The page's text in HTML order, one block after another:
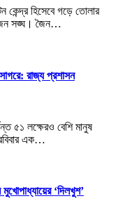
কেন্দ্র হিসেবে গড়ে তোলার
জৈন সঙ্ঘ। জৈন…
রাজ্য প্রশাসন
৫১ লক্ষেরও বেশি মানুষ
এক…
‘দিলখুশ’